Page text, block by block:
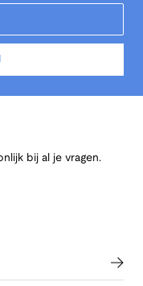
bij al je vragen.